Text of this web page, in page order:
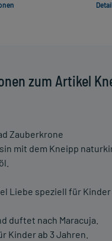
zum Artikel
Zauberkrone
mit dem Kneipp
Liebe speziell für
duftet nach Maracuja.
Kinder ab 3 Jahren.